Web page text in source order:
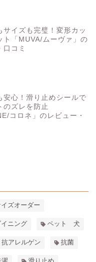
サイズも完璧！変形カッ
ト「MUVA/ムーヴァ」の
口コミ
安心！滑り止めシールで
のズレを防止
コロネ」のレビュー・
ズオーダー
イニング ペット 犬
抗アレルゲン 抗菌